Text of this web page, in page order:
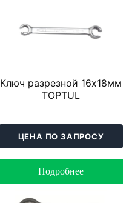
Ключ разрезной 16х18мм
TOPTUL
ЦЕНА ПО ЗАПРОСУ
Подробнее